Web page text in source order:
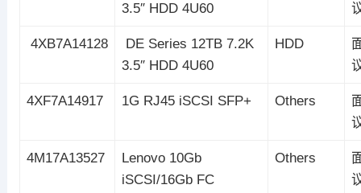
3.5″ HDD 4U60
4XB7A14128
DE Series 12TB 7.2K
3.5″ HDD 4U60
HDD
4XF7A14917 1G RJ45 iSCSI SFP+ Others
4M17A13527
Lenovo 10Gb
iSCSI/16Gb FC
Others